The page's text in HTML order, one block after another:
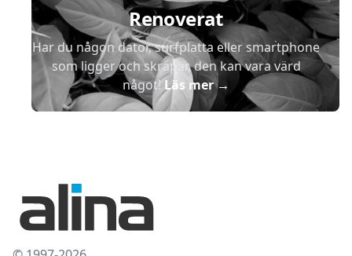
Renoverat
Har du någon dator, surfplatta eller smartphone
som ligger och skräpar, den kan vara värd
något!Läs mer→